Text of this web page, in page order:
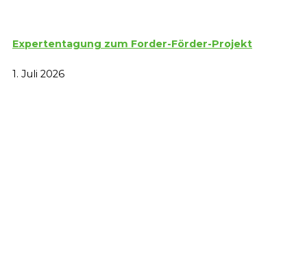
Expertentagung zum Forder-Förder-Projekt
1. Juli 2026